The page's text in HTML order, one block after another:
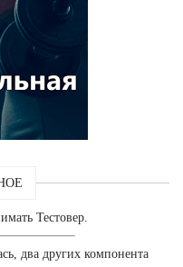
Тестовер.
два других компонента